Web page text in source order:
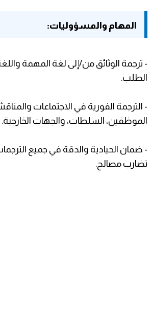
المهام والمسؤوليات:
- ترجمة الوثائق من/إلى لغة المهمة
الطلب.
- الترجمة الفورية في الاجتماعات
الموظفين، السلطات، والجهات الخارجية.
- ضمان الحيادية والدقة في جميع
تضارب مصالح.